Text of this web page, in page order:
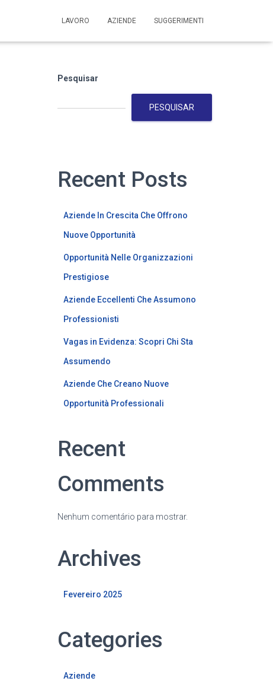
LAVORO AZIENDE SUGGERIMENTI
Pesquisar
PESQUISAR
Recent Posts
Aziende In Crescita Che Offrono
Nuove Opportunità
Opportunità Nelle Organizzazioni
Prestigiose
Aziende Eccellenti Che Assumono
Professionisti
Vagas in Evidenza: Scopri Chi Sta
Assumendo
Aziende Che Creano Nuove
Opportunità Professionali
Recent
Comments
Nenhum comentário para mostrar.
Archives
Fevereiro 2025
Categories
Aziende